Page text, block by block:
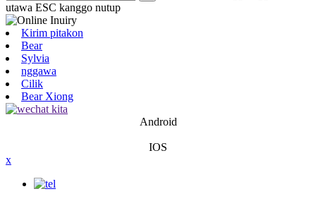
utawa ESC kanggo nutup
Kirim pitakon
Bear
Sylvia
nggawa
Cilik
Bear Xiong
Android
IOS
x